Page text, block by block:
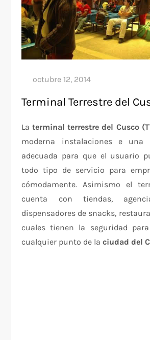
Terminal Terrestre del
Laterminal terrestre del Cusco
moderna instalaciones e una
adecuada para que el usuario
todo tipo de servicio para
cómodamente. Asimismo el
cuenta con tiendas,
dispensadores de snacks,
cuales tienen la seguridad
cualquier punto de laciudad del